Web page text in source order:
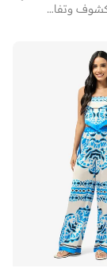
فستان بظهر مكشوف وتفاصيل دانتيل